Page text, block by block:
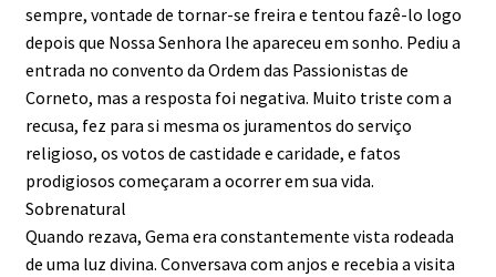
sempre, vontade de tornar-se freira e tentou fazê-lo logo
depois que Nossa Senhora lhe apareceu em sonho. Pediu a
entrada no convento da Ordem das Passionistas de
Corneto, mas a resposta foi negativa. Muito triste com a
recusa, fez para si mesma os juramentos do serviço
religioso, os votos de castidade e caridade, e fatos
prodigiosos começaram a ocorrer em sua vida.
Sobrenatural
Quando rezava, Gema era constantemente vista rodeada
de uma luz divina. Conversava com anjos e recebia a visita